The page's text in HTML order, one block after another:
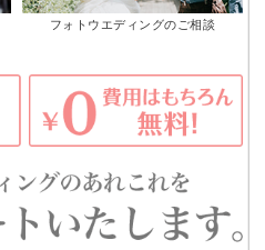
フォトウエディングのご相談